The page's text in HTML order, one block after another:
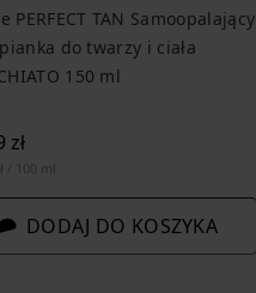
PERFECT TAN Samoopalający
do twarzy i ciała
150 ml
zł
/ 100 ml
DODAJ DO KOSZYKA